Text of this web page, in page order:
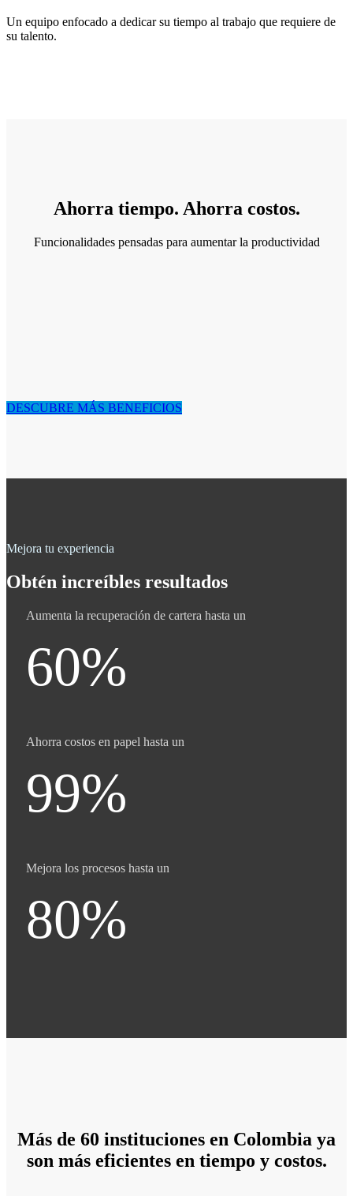
Un equipo enfocado a dedicar su tiempo al trabajo que requiere de
su talento.
Ahorra tiempo. Ahorra costos.
Funcionalidades pensadas para aumentar la productividad
DESCUBRE MÁS BENEFICIOS
Mejora tu experiencia
Obtén increíbles resultados
Aumenta la recuperación de cartera hasta un
60%
Ahorra costos en papel hasta un
99%
Mejora los procesos hasta un
80%
Más de 60 instituciones en Colombia ya
son más eficientes en tiempo y costos.